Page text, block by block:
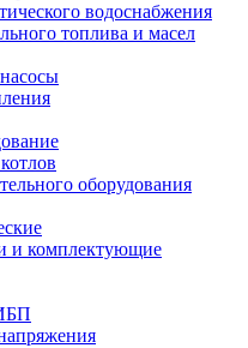
водоснабжения
топлива и масел
оборудования
и комплектующие